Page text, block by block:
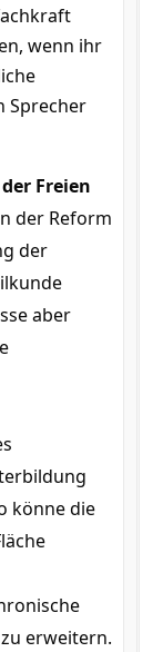
wenn ihr
Sprecher
Freien
der Reform
der
aber
könne die
erweitern.